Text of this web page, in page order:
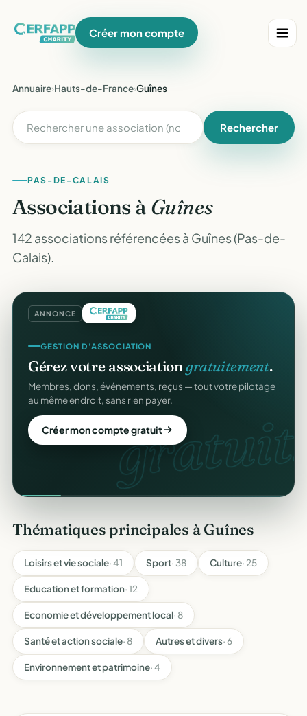
Créer mon compte
Annuaire›Hauts-de-France›Guînes
Rechercher
PAS-DE-CALAIS
Associations à Guînes
142 associations référencées à Guînes (Pas-de-
Calais).
ANNONCE
gratuit.
GESTION D'ASSOCIATION
Gérez votre associationgratuitement.
Membres, dons, événements, reçus — tout votre pilotage
au même endroit, sans rien payer.
Créer mon compte gratuit
Thématiques principales à Guînes
Loisirs et vie sociale· 41 Sport· 38 Culture· 25
Education et formation· 12
Economie et développement local· 8
Santé et action sociale· 8 Autres et divers· 6
Environnement et patrimoine· 4